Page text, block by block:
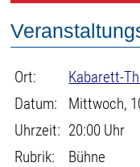
Ort:
Kabarett-
Datum:
Mittwoch,
Uhrzeit: 20:00 Uhr
Rubrik:
Bühne